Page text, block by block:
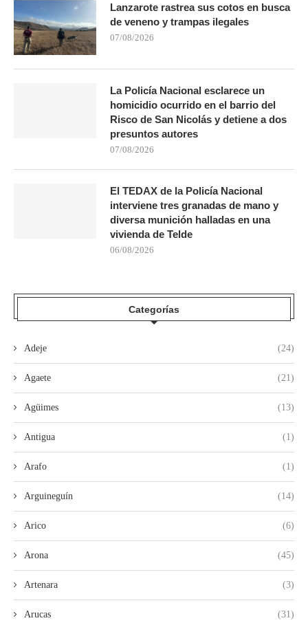
Lanzarote rastrea sus cotos en busca
de veneno y trampas ilegales
07/08/2026
La Policía Nacional esclarece un
homicidio ocurrido en el barrio del
Risco de San Nicolás y detiene a dos
presuntos autores
07/08/2026
El TEDAX de la Policía Nacional
interviene tres granadas de mano y
diversa munición halladas en una
vivienda de Telde
06/08/2026
Categorías
Adeje (24)
Agaete (21)
Agüimes (13)
Antigua (1)
Arafo (1)
Arguineguín (14)
Arico (6)
Arona (45)
Artenara (3)
Arucas (31)